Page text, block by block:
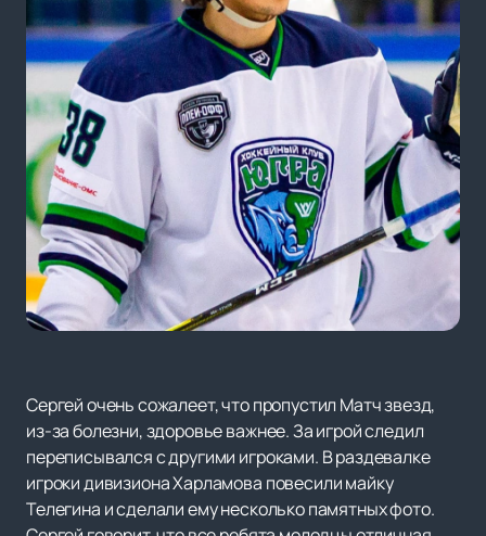
Сергей очень сожалеет, что пропустил Матч звезд,
из-за болезни, здоровье важнее. За игрой следил
переписывался с другими игроками. В раздевалке
игроки дивизиона Харламова повесили майку
Телегина и сделали ему несколько памятных фото.